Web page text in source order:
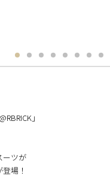
」
ーツが
場！